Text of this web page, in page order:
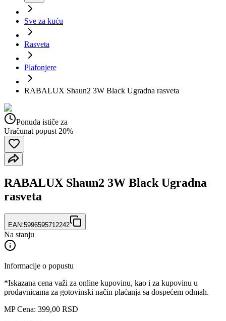
Sve za kuću
Rasveta
Plafonjere
RABALUX Shaun2 3W Black Ugradna rasveta
Ponuda ističe za
Uračunat popust 20%
RABALUX Shaun2 3W Black Ugradna
rasveta
EAN:5996595712242
Na stanju
Informacije o popustu
*Iskazana cena važi za online kupovinu, kao i za kupovinu u
prodavnicama za gotovinski način plaćanja sa dospećem odmah.
MP Cena: 399,00 RSD